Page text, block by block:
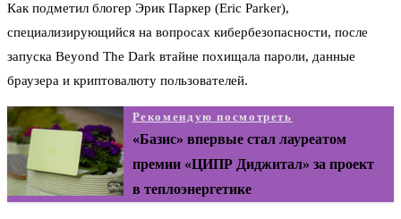
Как подметил блогер Эрик Паркер (Eric Parker),
специализирующийся на вопросах кибербезопасности, после
запуска Beyond The Dark втайне похищала пароли, данные
браузера и криптовалюту пользователей.
Рекомендую посмотреть
«Базис» впервые стал лауреатом
премии «ЦИПР Диджитал» за проект
в теплоэнергетике